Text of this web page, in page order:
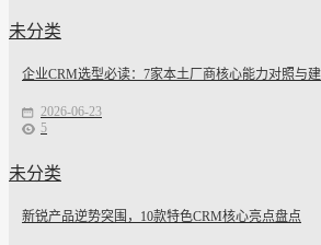
未分类
企业CRM选型必读：7家本土厂商核心能力对照与
2026-06-23
5
未分类
新锐产品逆势突围，10款特色CRM核心亮点盘点